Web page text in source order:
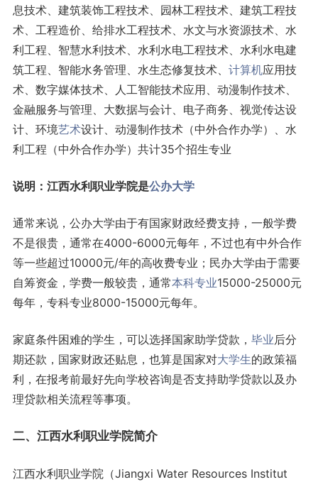
息技术、建筑装饰工程技术、园林工程技术、建筑工程技
术、工程造价、给排水工程技术、水文与水资源技术、水
利工程、智慧水利技术、水利水电工程技术、水利水电建
筑工程、智能水务管理、水生态修复技术、 计算机应用技
术、数字媒体技术、人工智能技术应用、动漫制作技术、
金融服务与管理、大数据与会计、电子商务、视觉传达设
计、环境艺术设计、动漫制作技术（中外合作办学）、水
利工程（中外合作办学）共计35个招生专业
说明：江西水利职业学院是公办大学
通常来说，公办大学由于有国家财政经费支持，一般学费
不是很贵，通常在4000-6000元每年，不过也有中外合作
等一些超过10000元/年的高收费专业；民办大学由于需要
自筹资金，学费一般较贵，通常本科专业15000-25000元
每年，专科专业8000-15000元每年。
家庭条件困难的学生，可以选择国家助学贷款， 毕业后分
期还款，国家财政还贴息，也算是国家对大学生的政策福
利，在报考前最好先向学校咨询是否支持助学贷款以及办
理贷款相关流程等事项。
二、江西水利职业学院简介
江西水利职业学院（Jiangxi Water Resources Institut